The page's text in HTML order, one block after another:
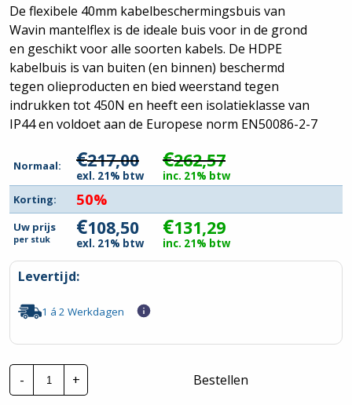
De flexibele 40mm kabelbeschermingsbuis van
Wavin mantelflex is de ideale buis voor in de grond
en geschikt voor alle soorten kabels. De HDPE
kabelbuis is van buiten (en binnen) beschermd
tegen olieproducten en bied weerstand tegen
indrukken tot 450N en heeft een isolatieklasse van
IP44 en voldoet aan de Europese norm EN50086-2-7
Normaal: €217,00
exl. 21% btw
€262,57
inc. 21% btw
Korting:
50%
Uw prijs
per stuk €108,50
exl. 21% btw
€131,29
inc. 21% btw
Levertijd:
1 á 2 Werkdagen
-
Wavin
kabelbuis
|
+ Bestellen